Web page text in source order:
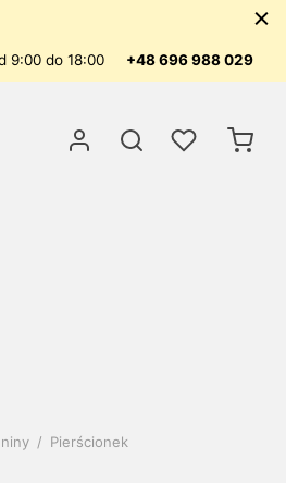
9:00 do 18:00 +48 696 988 029
/ Pierścionek